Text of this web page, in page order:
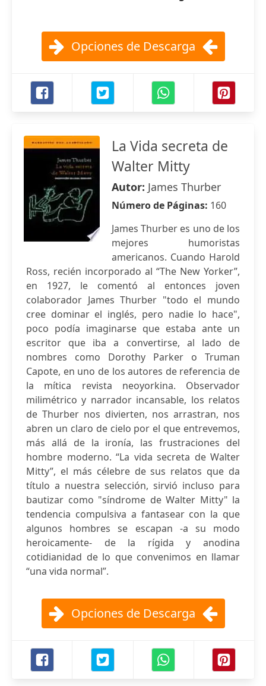
Opciones de Descarga
La Vida secreta de
Walter Mitty
Autor: James Thurber
Número de Páginas: 160
James Thurber es uno de los
mejores humoristas
americanos. Cuando Harold
Ross, recién incorporado al “The New Yorker”,
en 1927, le comentó al entonces joven
colaborador James Thurber "todo el mundo
cree dominar el inglés, pero nadie lo hace",
poco podía imaginarse que estaba ante un
escritor que iba a convertirse, al lado de
nombres como Dorothy Parker o Truman
Capote, en uno de los autores de referencia de
la mítica revista neoyorkina. Observador
milimétrico y narrador incansable, los relatos
de Thurber nos divierten, nos arrastran, nos
abren un claro de cielo por el que entrevemos,
más allá de la ironía, las frustraciones del
hombre moderno. “La vida secreta de Walter
Mitty”, el más célebre de sus relatos que da
título a nuestra selección, sirvió incluso para
bautizar como "síndrome de Walter Mitty" la
tendencia compulsiva a fantasear con la que
algunos hombres se escapan -a su modo
heroicamente- de la rígida y anodina
cotidianidad de lo que convenimos en llamar
“una vida normal”.
Opciones de Descarga